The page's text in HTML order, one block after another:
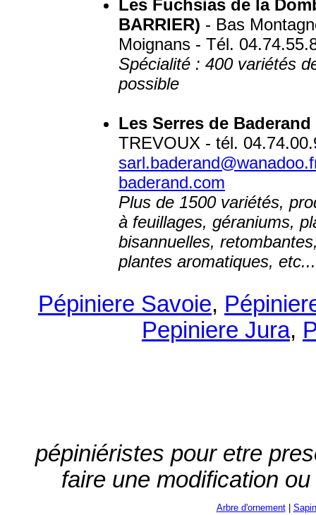
Les Fuchsias de la
BARRIER) - Bas
Moignans - Tél.
Spécialité : 400 variétés
possible
Les Serres de Baderand
TREVOUX - tél.
baderand.com
Plus de 1500 variétés,
à feuillages, géraniums,
bisannuelles,
plantes aromatiques, etc...
Pépiniere Savoie,
Pepiniere Jura,
pépiniéristes pour etre
faire une modification
Arbre d'ornement|